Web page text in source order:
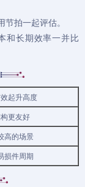
拍一起评估。
和长期效率一并比
起升高度
更友好
高的场景
损件周期